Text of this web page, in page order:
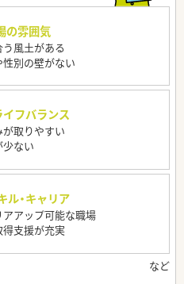
の雰囲気
う風土がある
性別の壁がない
フバランス
が取りやすい
ない
ル・キャリア
アアップ可能な職場
得支援が充実